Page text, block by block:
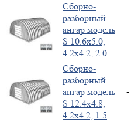
Cборно-
разборный
ангар модель
S 10.6x5.0,
4.2x4.2, 2.0
-
Cборно-
разборный
ангар модель
S 12.4x4.8,
4.2x4.2, 1.5
-